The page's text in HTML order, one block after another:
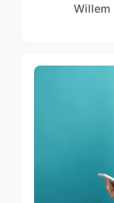
Willem